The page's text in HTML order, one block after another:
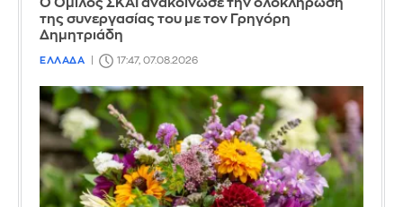
Ο Όμιλος ΣΚΑΪ ανακοίνωσε την ολοκλήρωση
της συνεργασίας του με τον Γρηγόρη
Δημητριάδη
ΕΛΛΑΔΑ 17:47, 07.08.2026